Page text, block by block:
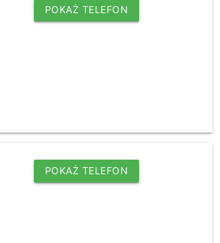
POKAŻ TELEFON
POKAŻ TELEFON